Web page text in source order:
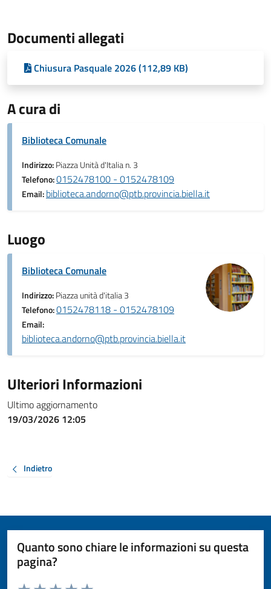
Documenti allegati
Chiusura Pasquale 2026 (112,89 KB)
A cura di
Biblioteca Comunale
Indirizzo:Piazza Unità d'Italia n. 3
Telefono:0152478100 - 0152478109
Email:biblioteca.andorno@ptb.provincia.biella.it
Luogo
Biblioteca Comunale
Indirizzo:Piazza unità d'italia 3
Telefono:0152478118 - 0152478109
Email:
biblioteca.andorno@ptb.provincia.biella.it
Ulteriori Informazioni
Ultimo aggiornamento
19/03/2026 12:05
Indietro
Quanto sono chiare le informazioni su questa
pagina?
Valuta da 1 a 5 stelle la pagina